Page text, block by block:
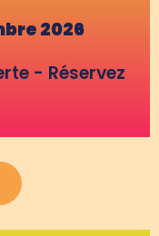
2026
- Réservez